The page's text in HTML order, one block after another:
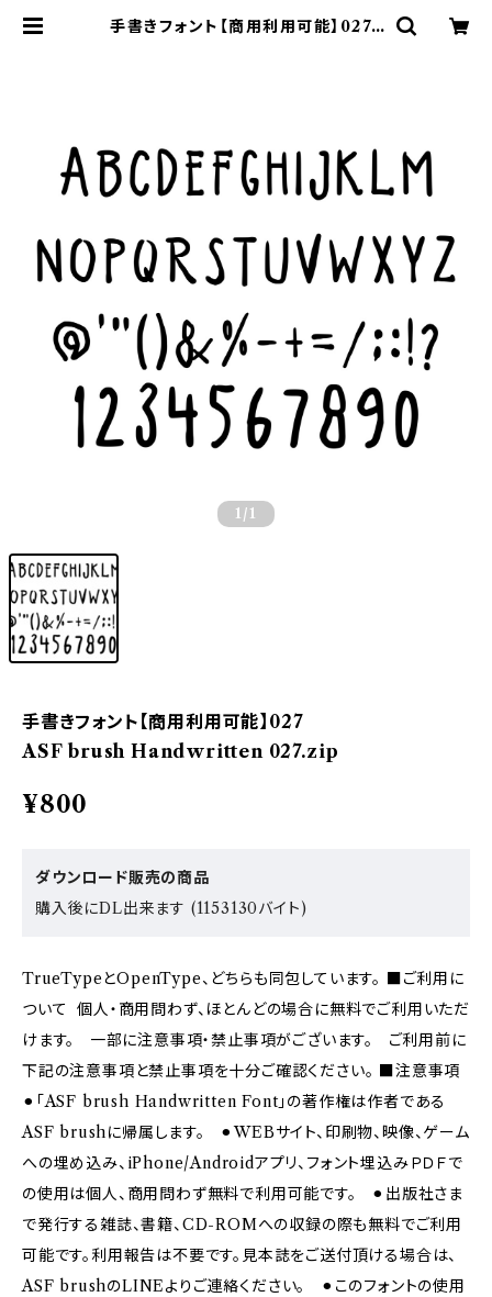
手書きフォント【商用利用可能】027 |
1 /1
手書きフォント【商用利用可能】027
ASF brush Handwritten 027.zip
¥800
ダウンロード販売の商品
購入後にDL出来ます (1153130バイト)
TrueTypeとOpenType、どちらも同包しています。 ■ご利用に
ついて 個人・商用問わず、ほとんどの場合に無料でご利用いただ
けます。 一部に注意事項・禁止事項がございます。 ご利用前に
下記の注意事項と禁止事項を十分ご確認ください。 ■注意事項
⚫︎「ASF brush Handwritten Font」の著作権は作者である
ASF brushに帰属します。 ⚫︎WEBサイト、印刷物、映像、ゲーム
への埋め込み、iPhone/Androidアプリ、フォント埋込みＰＤＦで
の使用は個人、商用問わず無料で利用可能です。 ⚫︎出版社さま
で発行する雑誌、書籍、CD-ROMへの収録の際も無料でご利用
可能です。利用報告は不要です。見本誌をご送付頂ける場合は、
ASF brushのLINEよりご連絡ください。 ⚫︎このフォントの使用